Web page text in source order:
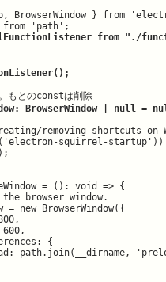
BrowserWindow } from
from "./
BrowserWindow | null =
removing shortcuts
squirrel-
= (): void => {
browser window.
= new BrowserWindow({
600,
{
path.join(__dirname,